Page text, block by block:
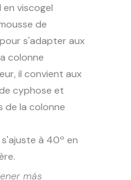
viscogel
de
s'adapter aux
colonne
il convient aux
cyphose et
de la colonne
à 40º en
más